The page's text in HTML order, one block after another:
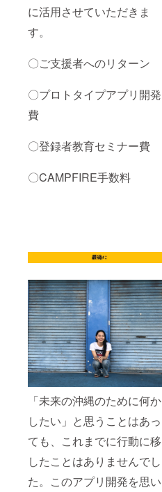
に活用させていただきま
す。
〇ご支援者へのリターン
〇プロトタイプアプリ開発
費
〇登録者教育セミナー費
〇CAMPFIRE手数料
「未来の沖縄のために何か
したい」と思うことはあっ
ても、これまでに行動に移
したことはありませんでし
た。このアプリ開発を思い